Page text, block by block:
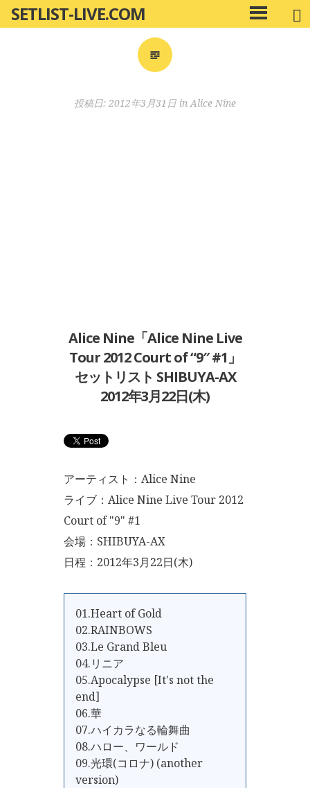
ン
SETLIST-LIVE.COM
メ
イ
投稿日: 2012年3月31日 inAlice Nine
Alice Nine「Alice Nine Live
Tour 2012 Court of “9″ #1」
セットリスト SHIBUYA-AX
2012年3月22日(木)
アーティスト：Alice Nine
ライブ：Alice Nine Live Tour 2012
Court of "9" #1
会場：SHIBUYA-AX
日程：2012年3月22日(木)
01.Heart of Gold
02.RAINBOWS
03.Le Grand Bleu
04.リニア
05.Apocalypse [It's not the
end]
06.華
07.ハイカラなる輪舞曲
08.ハロー、ワールド
09.光環(コロナ) (another
version)